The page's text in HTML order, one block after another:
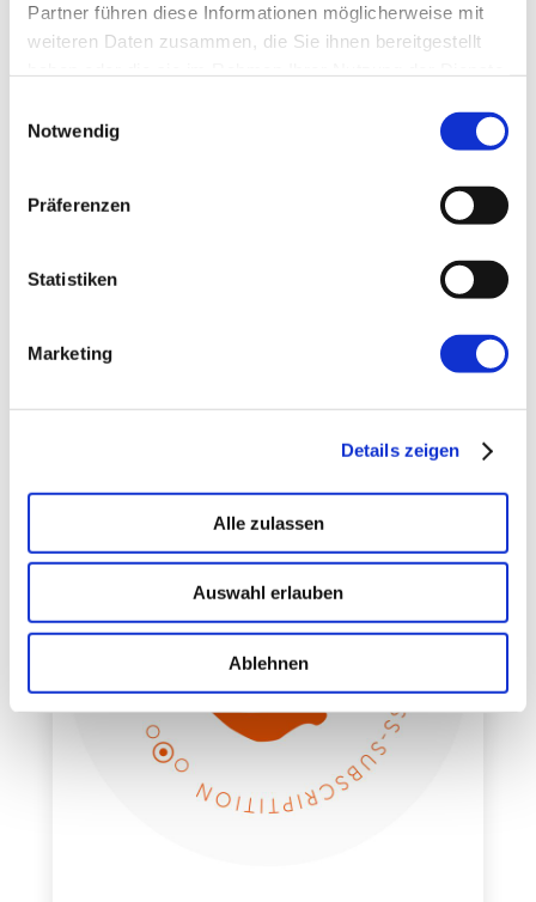
Partner führen diese Informationen möglicherweise mit
weiteren Daten zusammen, die Sie ihnen bereitgestellt
Notwendig
Präferenzen
Statistiken
Marketing
Details zeigen
Alle zulassen
Auswahl erlauben
Ablehnen
Website
sorgen, dass OKR nicht rund läuft